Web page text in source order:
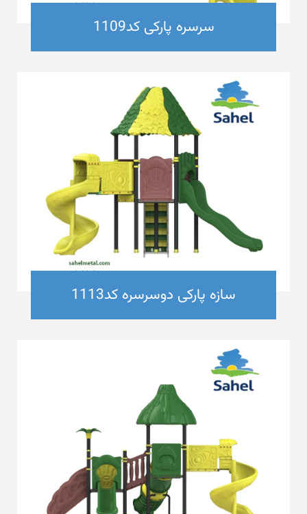
سرسره پارکی کد1109
سازه پارکی دوسرسره کد1113